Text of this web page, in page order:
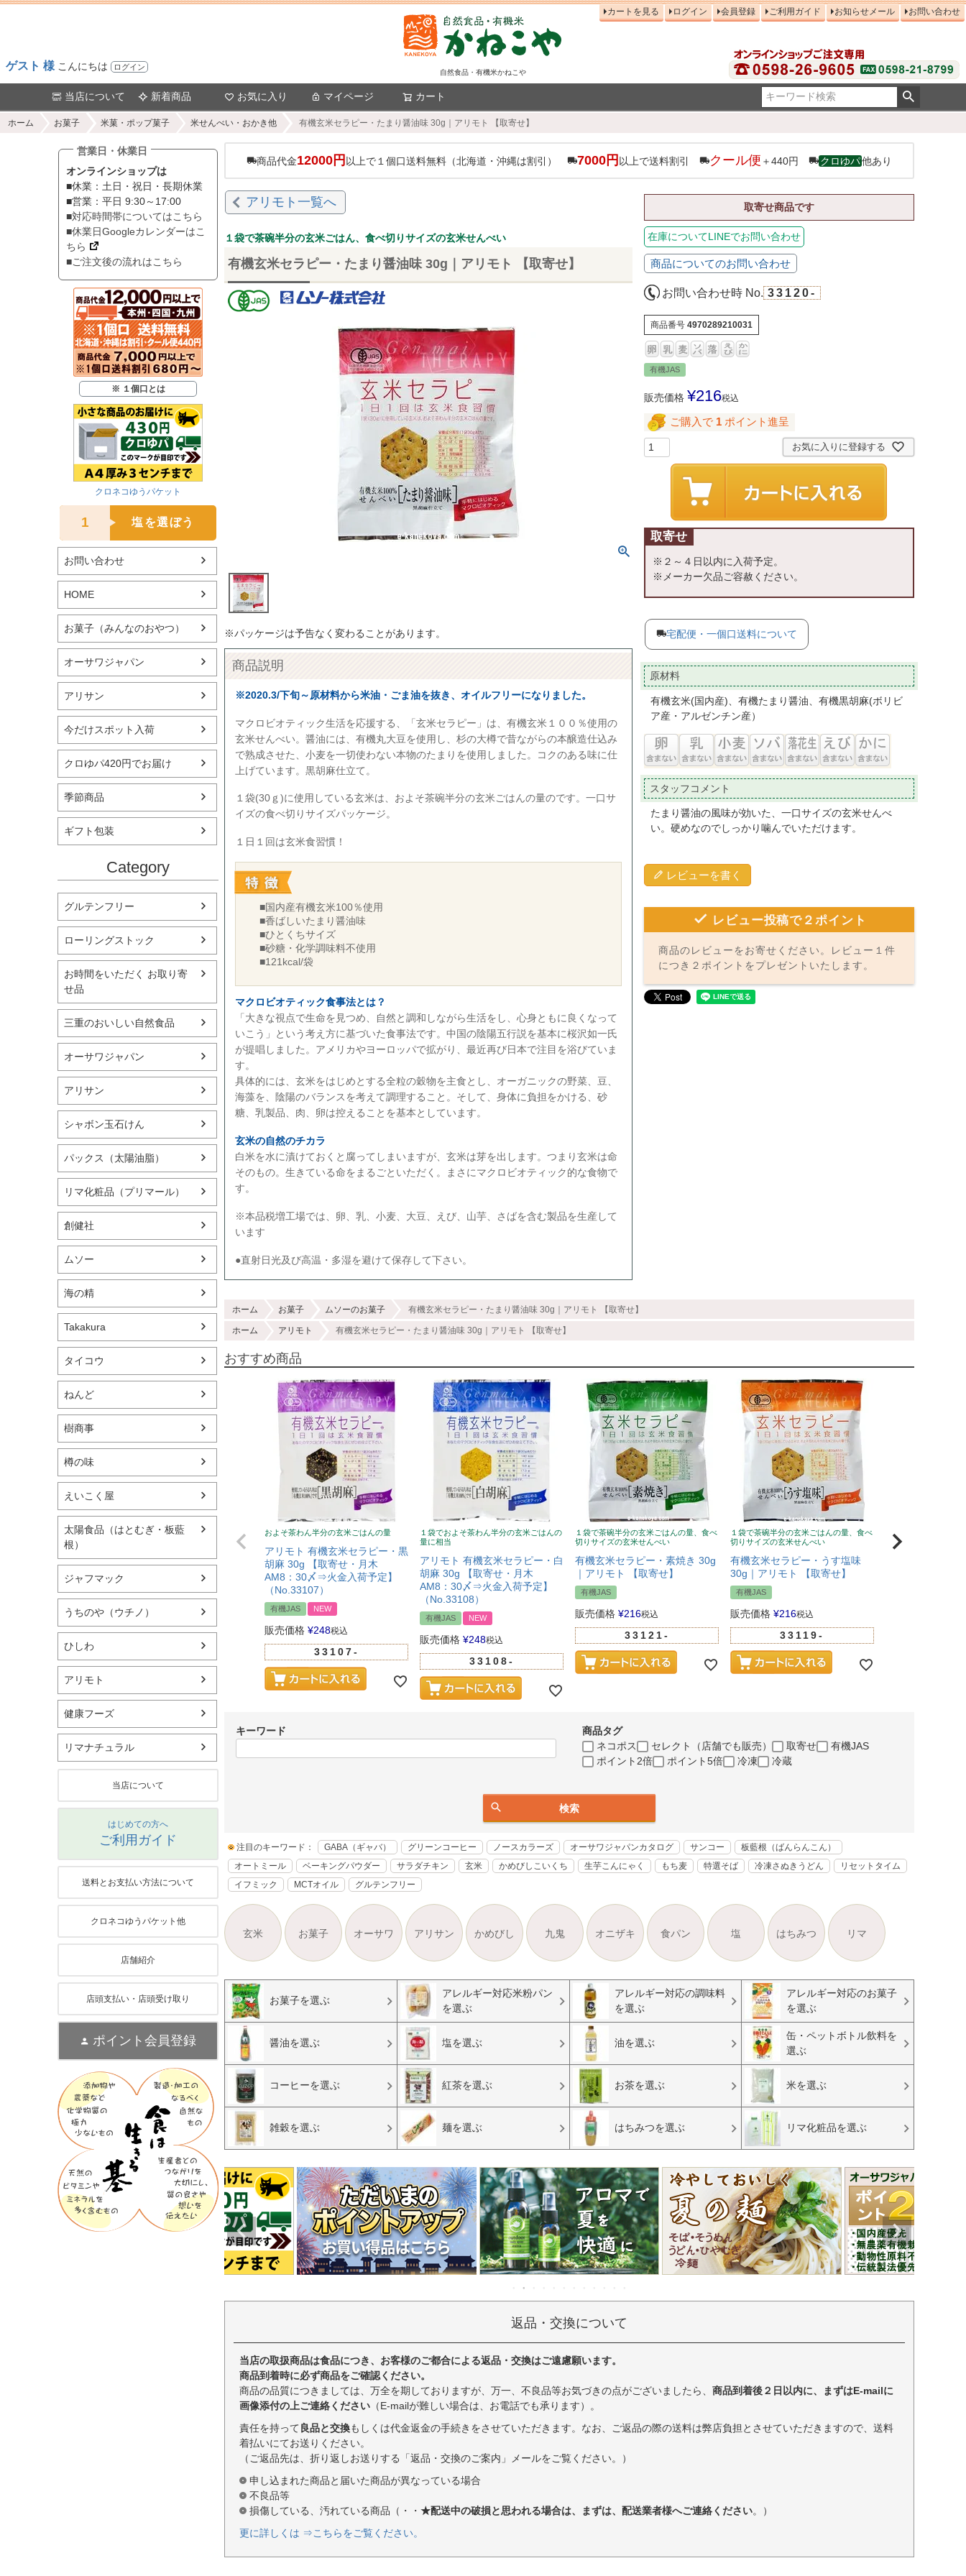
ゲスト 様 こんにちは ログイン
自然食品・有機米かねこや
カートを見る ログイン 会員登録 ご利用ガイド お知らせメール お問い合わせ
当店について 新着商品 お気に入り マイページ カート
ホーム お菓子 米菓・ポップ菓子 米せんべい・おかき他 有機玄米セラピー・たまり醤油味 30g｜アリモト 【取寄せ】
営業日・休業日
オンラインショップは
■休業：土日・祝日・長期休業
■営業：平日 9:30～17:00
■対応時間帯についてはこちら
■休業日Googleカレンダーはこ
ちら
■ご注文後の流れはこちら
※ １個口とは
クロネコゆうパケット
1 塩を選ぼう
お問い合わせ
HOME
お菓子（みんなのおやつ）
オーサワジャパン
アリサン
今だけスポット入荷
クロゆパ420円でお届け
季節商品
ギフト包装
Category
グルテンフリー
ローリングストック
お時間をいただく お取り寄
せ品
三重のおいしい自然食品
オーサワジャパン
アリサン
シャボン玉石けん
パックス（太陽油脂）
リマ化粧品（プリマール）
創健社
ムソー
海の精
Takakura
タイコウ
ねんど
樹商事
樽の味
えいこく屋
太陽食品（はとむぎ・板藍
根）
ジャフマック
うちのや（ウチノ）
ひしわ
アリモト
健康フーズ
リマナチュラル
当店について
はじめての方へ
ご利用ガイド
送料とお支払い方法について
クロネコゆうパケット他
店舗紹介
店頭支払い・店頭受け取り
ポイント会員登録
商品代金12000円 以上で１個口送料無料（北海道・沖縄は割引） 7000円 以上で送料割引 クール便 ＋440円 クロゆパ他あり
アリモト一覧へ
１袋で茶碗半分の玄米ごはん、食べ切りサイズの玄米せんべい
有機玄米セラピー・たまり醤油味 30g｜アリモト 【取寄せ】
※パッケージは予告なく変わることがあります。
商品説明
※2020.3/下旬～原材料から米油・ごま油を抜き、オイルフリーになりました。
マクロビオティック生活を応援する、「玄米セラピー」は、有機玄米１００％使用の
玄米せんべい。醤油には、有機丸大豆を使用し、杉の大樽で昔ながらの本醸造仕込み
で熟成させた、小麦を一切使わない本物のたまりを使用しました。コクのある味に仕
上げています。黒胡麻仕立て。
１袋(30ｇ)に使用している玄米は、およそ茶碗半分の玄米ごはんの量のです。一口サ
イズの食べ切りサイズパッケージ。
１日１回は玄米食習慣！
■国内産有機玄米100％使用
■香ばしいたまり醤油味
■ひとくちサイズ
■砂糖・化学調味料不使用
■121kcal/袋
マクロビオティック食事法とは？
「大きな視点で生命を見つめ、自然と調和しながら生活をし、心身ともに良くなって
いこう」という考え方に基づいた食事法です。中国の陰陽五行説を基本に桜沢如一氏
が提唱しました。アメリカやヨーロッパで拡がり、最近再び日本で注目を浴びていま
す。
具体的には、玄米をはじめとする全粒の穀物を主食とし、オーガニックの野菜、豆、
海藻を、陰陽のバランスを考えて調理すること。そして、身体に負担をかける、砂
糖、乳製品、肉、卵は控えることを基本としています。
玄米の自然のチカラ
白米を水に漬けておくと腐ってしまいますが、玄米は芽を出します。つまり玄米は命
そのもの。生きている命をまるごといただく。まさにマクロビオティック的な食物で
す。
※本品税増工場では、卵、乳、小麦、大豆、えび、山芋、さばを含む製品を生産して
います
●直射日光及び高温・多湿を避けて保存して下さい。
取寄せ商品です
在庫についてLINEでお問い合わせ
商品についてのお問い合わせ
お問い合わせ時 No. 33120-
商品番号 4970289210031
有機JAS
販売価格 ¥216税込
ご購入で 1 ポイント進呈
お気に入りに登録する
取寄せ
※２～４日以内に入荷予定。
※メーカー欠品ご容赦ください。
宅配便・一個口送料について
原材料
有機玄米(国内産)、有機たまり醤油、有機黒胡麻(ボリビ
ア産・アルゼンチン産）
スタッフコメント
たまり醤油の風味が効いた、一口サイズの玄米せんべ
い。硬めなのでしっかり噛んでいただけます。
レビューを書く
レビュー投稿で２ポイント
商品のレビューをお寄せください。レビュー１件
につき２ポイントをプレゼントいたします。
ホーム お菓子 ムソーのお菓子 有機玄米セラピー・たまり醤油味 30g｜アリモト 【取寄せ】
ホーム アリモト 有機玄米セラピー・たまり醤油味 30g｜アリモト 【取寄せ】
おすすめ商品
およそ茶わん半分の玄米ごはんの量
アリモト 有機玄米セラピー・黒
胡麻 30g 【取寄せ・月木
AM8：30〆⇒火金入荷予定】
（No.33107）
有機JAS NEW
販売価格 ¥248税込
33107-
１袋でおよそ茶わん半分の玄米ごはんの
量に相当
アリモト 有機玄米セラピー・白
胡麻 30g 【取寄せ・月木
AM8：30〆⇒火金入荷予定】
（No.33108）
有機JAS NEW
販売価格 ¥248税込
33108-
１袋で茶碗半分の玄米ごはんの量、食べ
切りサイズの玄米せんべい
有機玄米セラピー・素焼き 30g
｜アリモト 【取寄せ】
有機JAS
販売価格 ¥216税込
33121-
１袋で茶碗半分の玄米ごはんの量、食べ
切りサイズの玄米せんべい
有機玄米セラピー・うす塩味
30g｜アリモト 【取寄せ】
有機JAS
販売価格 ¥216税込
33119-
１袋で茶碗半分の玄
サイズの玄米せんべい
キーワード
商品タグ
ネコポス
セレクト（店舗でも販売） 取寄せ
有機JAS
ポイント2倍
ポイント5倍 冷凍 冷蔵
検索
注目のキーワード： GABA（ギャバ） グリーンコーヒー ノースカラーズ オーサワジャパンカタログ サンコー
板藍根（ばんらんこん）
オートミール
ベーキングパウダー サラダチキン 玄米 かめびしこいくち 生芋こんにゃく もち麦 特選そば 冷凍さぬきうどん
リセットタイム
イフミック
MCTオイル グルテンフリー
玄米 お菓子 オーサワ アリサン かめびし 九鬼 オニザキ 食パン 塩 はちみつ リマ
お菓子を選ぶ
アレルギー対応米粉パン
を選ぶ
アレルギー対応の調味料
を選ぶ
アレルギー対応のお菓子
を選ぶ
醤油を選ぶ 塩を選ぶ 油を選ぶ
缶・ペットボトル飲料を
選ぶ
コーヒーを選ぶ 紅茶を選ぶ お茶を選ぶ 米を選ぶ
雑穀を選ぶ 麺を選ぶ はちみつを選ぶ リマ化粧品を選ぶ
返品・交換について
当店の取扱商品は食品につき、お客様のご都合による返品・交換はご遠慮願います。
商品到着時に必ず商品をご確認ください。
商品の品質につきましては、万全を期しておりますが、万一、不良品等お気づきの点がございましたら、 商品到着後２日以内に、まずはE-mailに
画像添付の上ご連絡ください （E-mailが難しい場合は、お電話でも承ります）。
責任を持って 良品と交換もしくは代金返金の手続きをさせていただきます。なお、ご返品の際の送料は弊店負担とさせていただきますので、送料
着払いにてお送りください。
（ご返品先は、折り返しお送りする「返品・交換のご案内」メールをご覧ください。）
申し込まれた商品と届いた商品が異なっている場合
不良品等
損傷している、汚れている商品（・・ ★配送中の破損と思われる場合は、まずは、配送業者様へご連絡ください。）
更に詳しくは ⇒こちらをご覧ください。